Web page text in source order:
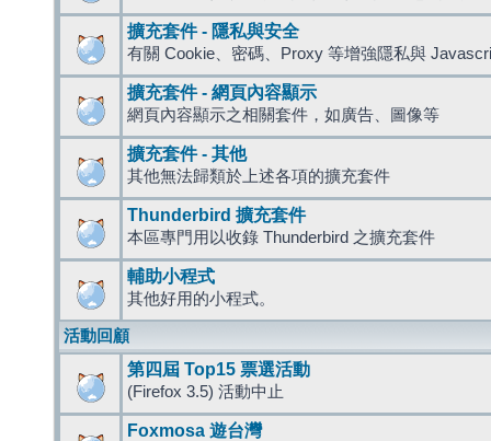
擴充套件 - 隱私與安全
有關 Cookie、密碼、Proxy 等增強隱私與
擴充套件 - 網頁內容顯示
網頁內容顯示之相關套件，如廣告、圖像等
擴充套件 - 其他
其他無法歸類於上述各項的擴充套件
Thunderbird 擴充套件
本區專門用以收錄 Thunderbird 之擴充套件
輔助小程式
其他好用的小程式。
活動回顧
第四屆 Top15 票選活動
(Firefox 3.5) 活動中止
Foxmosa 遊台灣